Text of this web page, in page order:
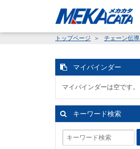
トップページ チェーン伝導
マイバインダー
マイバインダーは空です。
キーワード検索